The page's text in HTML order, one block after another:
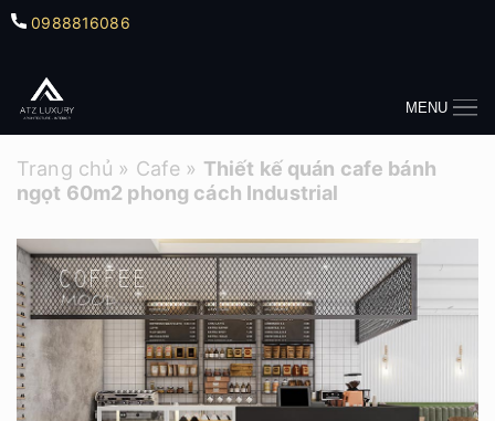
0988816086
MENU
Trang chủ » Cafe » Thiết kế quán cafe bánh
ngọt 60m2 phong cách Industrial